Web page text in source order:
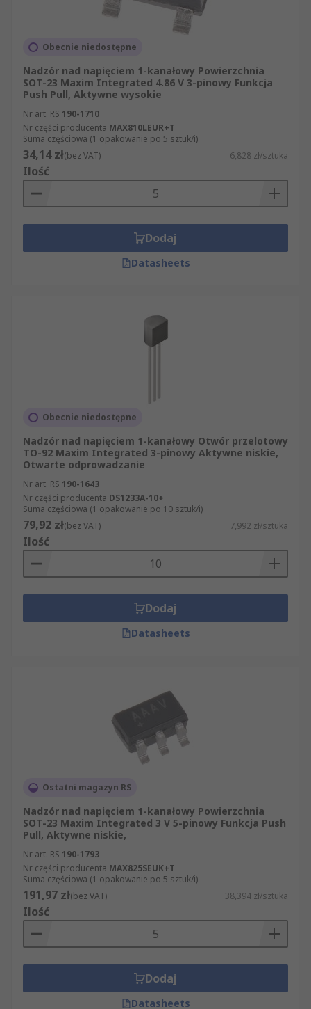
Obecnie niedostępne
Nadzór nad napięciem 1-kanałowy Powierzchnia
SOT-23 Maxim Integrated 4.86 V 3-pinowy Funkcja
Push Pull, Aktywne wysokie
Nr art. RS 190-1710
Nr części producenta MAX810LEUR+T
Suma częściowa (1 opakowanie po 5 sztuk/i)
34,14 zł(bez VAT) 6,828 zł/sztuka
Ilość
Dodaj
Datasheets
Obecnie niedostępne
Nadzór nad napięciem 1-kanałowy Otwór przelotowy
TO-92 Maxim Integrated 3-pinowy Aktywne niskie,
Otwarte odprowadzanie
Nr art. RS 190-1643
Nr części producenta DS1233A-10+
Suma częściowa (1 opakowanie po 10 sztuk/i)
79,92 zł(bez VAT) 7,992 zł/sztuka
Ilość
Dodaj
Datasheets
Ostatni magazyn RS
Nadzór nad napięciem 1-kanałowy Powierzchnia
SOT-23 Maxim Integrated 3 V 5-pinowy Funkcja Push
Pull, Aktywne niskie,
Nr art. RS 190-1793
Nr części producenta MAX825SEUK+T
Suma częściowa (1 opakowanie po 5 sztuk/i)
191,97 zł(bez VAT) 38,394 zł/sztuka
Ilość
Dodaj
Datasheets